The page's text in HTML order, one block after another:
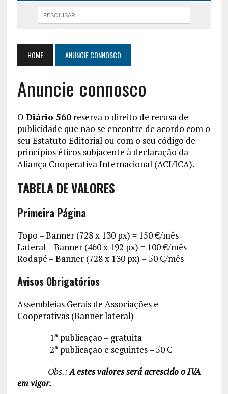
HOME ANUNCIE CONNOSCO
Anuncie connosco
O Diário 560reserva o direito de recusa de
publicidade que não se encontre de acordo com o
seu Estatuto Editorial ou com o seu código de
princípios éticos subjacente à declaração da
Aliança Cooperativa Internacional (ACI/ICA).
TABELA DE VALORES
Primeira Página
Topo – Banner (728 x 130 px) = 150 €/mês
Lateral – Banner (460 x 192 px) = 100 €/mês
Rodapé – Banner (728 x 130 px) = 50 €/mês
Avisos Obrigatórios
Assembleias Gerais de Associações e
Cooperativas (Banner lateral)
1ª publicação – gratuita
2ª publicação e seguintes – 50 €
Obs.:A estes valores será acrescido o IVA
em vigor.